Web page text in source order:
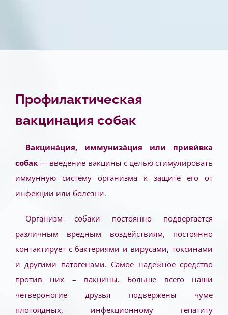
Профилактическая
вакцинация собак
Вакцина́ция, иммуниза́ция или приви́вка
собак — введение вакцины с целью стимулировать
иммунную систему организма к защите его от
инфекции или болезни.
Организм собаки постоянно подвергается
различным вредным воздействиям, постоянно
контактирует с бактериями и вирусами, токсинами
и другими патогенами. Самое надежное средство
против них – вакцины. Больше всего наши
четвероногие друзья подвержены чуме
плотоядных, инфекционному гепатиту